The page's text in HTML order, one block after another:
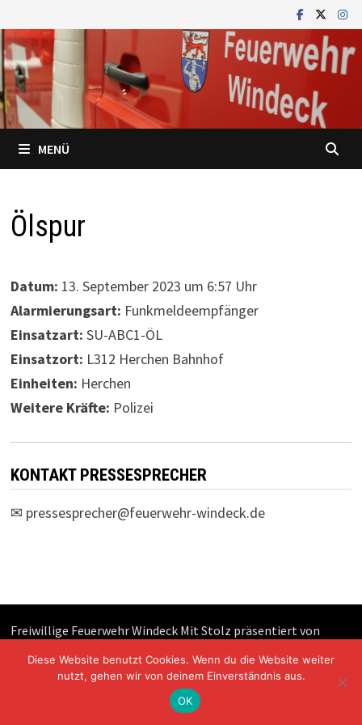
Inhalt
springen
MENÜ
Ölspur
Datum: 13. September 2023 um 6:57 Uhr
Alarmierungsart: Funkmeldeempfänger
Einsatzart: SU-ABC1-ÖL
Einsatzort: L312 Herchen Bahnhof
Einheiten: Herchen
Weitere Kräfte: Polizei
KONTAKT PRESSESPRECHER
✉ pressesprecher@feuerwehr-windeck.de
Freiwillige Feuerwehr Windeck Mit Stolz präsentiert von
Diese Website benutzt Cookies. Wenn du die Website weiter
nutzt, gehen wir von deinem Einverständnis aus.
OK